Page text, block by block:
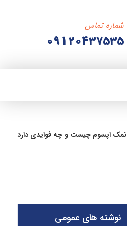
شماره تماس
09120437535
نمک اپسوم چیست و چه فوایدی دارد
نوشته های عمومی